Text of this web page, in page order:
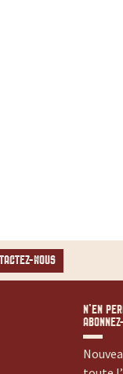
NOUS
N’EN